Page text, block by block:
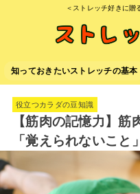
＜ストレッチ好きに贈
知っておきたいストレッチの基本
役立つカラダの豆知識
【筋肉の記憶力】筋
「覚えられないこと